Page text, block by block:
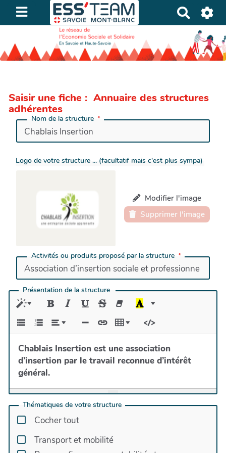
e
c
h
e
h
Saisir une fiche : Annuaire des structures
adhérentes
Nom de la structure
Logo de votre structure ... (facultatif mais c'est plus sympa)
Modifier l'image
Supprimer l'image
Activités ou produits proposé par la structure
Présentation de la structure
Chablais Insertion est une association
d’insertion par le travail reconnue d’intérêt
général.
Mieux vaut financer le retour à l’emploi que
l’assistance, c’est la conviction qui anime depuis
toujours Chablais Insertion. Nous avons pour
mission de faire travailler les personnes en
grande difficulté afin de leur remettre ou mettre
Thématiques de votre structure
Cocher tout
Transport et mobilité